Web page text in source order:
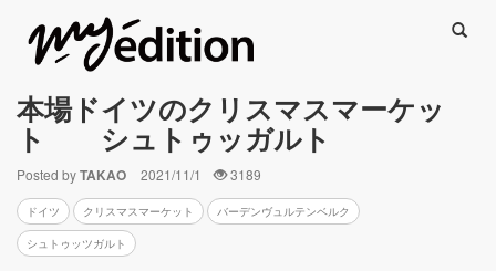
本場ドイツのクリスマスマーケッ
ト シュトゥッガルト
Posted byTAKAO 2021/11/1 3189
ドイツ クリスマスマーケット バーデンヴュルテンベルク
シュトゥッツガルト